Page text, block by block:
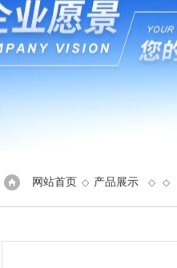
网站首页 ◇ 产品展示 ◇ ◇